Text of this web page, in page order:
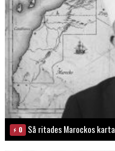
0 Så ritades Marockos karta